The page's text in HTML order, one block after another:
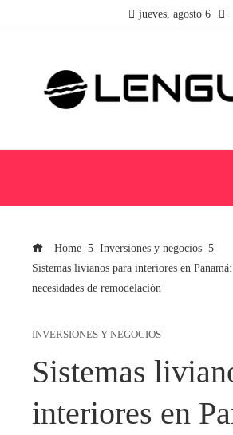
jueves, agosto 6
Home
Inversiones y negocios
Sistemas livianos para interiores en
necesidades de remodelación
INVERSIONES Y NEGOCIOS
Sistemas
interiores en